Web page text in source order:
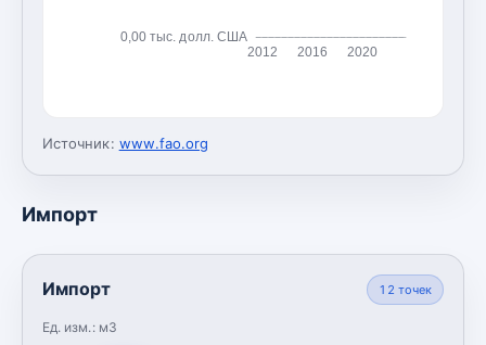
0,00 тыс. долл. США
2012 2016 2020
Источник: www.fao.org
Импорт
Импорт
Ед. изм.: м3
12 точек